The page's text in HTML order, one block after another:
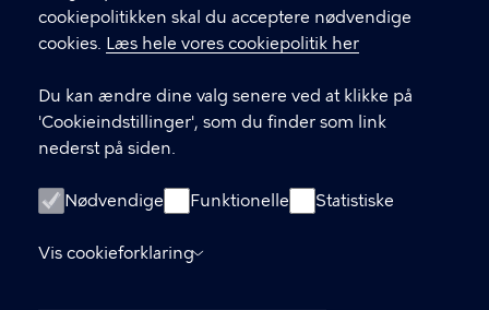
cookiepolitikken skal du acceptere nødvendige
cookies. Læs hele vores cookiepolitik her
Du kan ændre dine valg senere ved at klikke på
'Cookieindstillinger', som du finder som link
nederst på siden.
Nødvendige Funktionelle Statistiske
Vis cookieforklaring
Aktiv senior i København
Sundheds- og Omsorgsforvaltningen
Borups Allé 41, 2200 København N
Københavns Kommune